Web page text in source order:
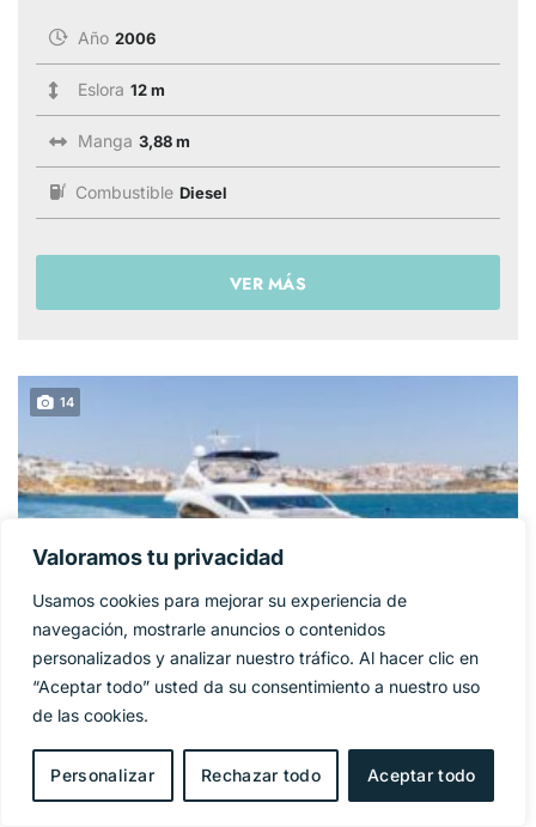
Valoramos tu privacidad
Usamos cookies para mejorar su experiencia de
navegación, mostrarle anuncios o contenidos
personalizados y analizar nuestro tráfico. Al hacer clic en
“Aceptar todo” usted da su consentimiento a nuestro uso
de las cookies.
Personalizar Rechazar todo Aceptar todo
Año 2006
Eslora 12 m
Manga 3,88 m
Combustible Diesel
VER MÁS
14
SUNSEEKER 86
YACHT